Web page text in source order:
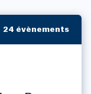
24 évènements